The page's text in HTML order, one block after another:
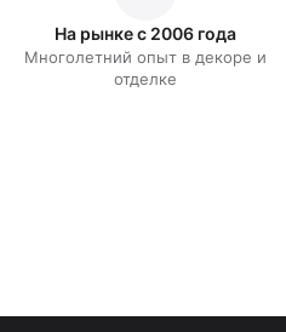
На рынке с 2006 года
Многолетний опыт в декоре и
отделке